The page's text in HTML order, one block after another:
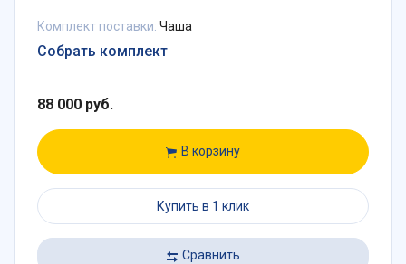
Комплект поставки: Чаша
Собрать комплект
88 000 руб.
В корзину
Купить в 1 клик
Сравнить